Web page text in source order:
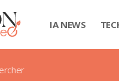
IA NEWS